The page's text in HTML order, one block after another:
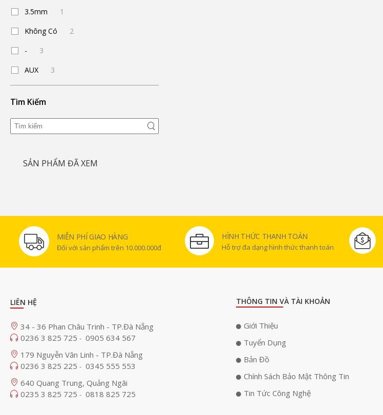
3.5mm
1
Không Có
2
-
3
AUX
3
Tìm Kiếm
SẢN PHẨM ĐÃ XEM
MIỄN PHÍ GIAO HÀNG
Đối với sản phẩm trên 10.000.000đ
HÌNH THỨC THANH TOÁN
Hỗ trợ đa dạng hình thức thanh toán
LIÊN HỆ
34 - 36 Phan Châu Trinh - TP.Đà Nẵng
0236 3 825 725 - 0905 634 567
179 Nguyễn Văn Linh - TP.Đà Nẵng
0236 3 825 225 - 0345 555 553
640 Quang Trung, Quảng Ngãi
0235 3 825 725 - 0818 825 725
THÔNG TIN VÀ TÀI KHOẢN
Giới Thiệu
Tuyển Dụng
Bản Đồ
Chính Sách Bảo Mật Thông Tin
Tin Tức Công Nghệ